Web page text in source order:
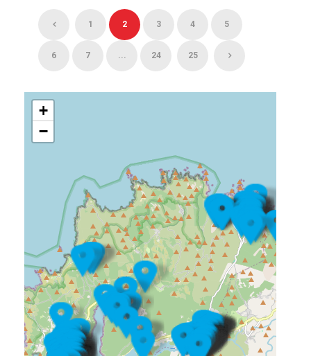
1 2 3 4 5
6 7 ... 24 25
+
−